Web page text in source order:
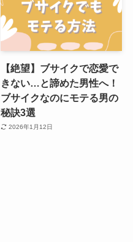
【絶望】ブサイクで恋愛で
きない…と諦めた男性へ！
ブサイクなのにモテる男の
秘訣3選
2026年1月12日